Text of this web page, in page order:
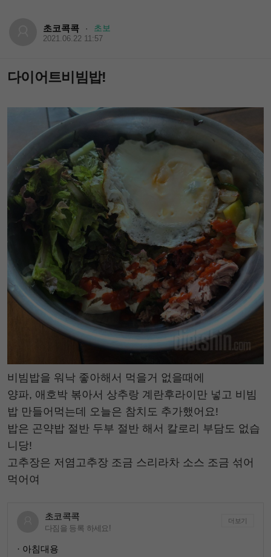
초코콕콕 · 초보
2021.06.22 11:57
다이어트비빔밥!
비빔밥을 워낙 좋아해서 먹을거 없을때에
양파, 애호박 볶아서 상추랑 계란후라이만 넣고 비빔
밥 만들어먹는데 오늘은 참치도 추가했어요!
밥은 곤약밥 절반 두부 절반 해서 칼로리 부담도 없습
니당!
고추장은 저염고추장 조금 스리라차 소스 조금 섞어
먹어여
초코콕콕
다짐을 등록 하세요!
더보기
· 아침대용